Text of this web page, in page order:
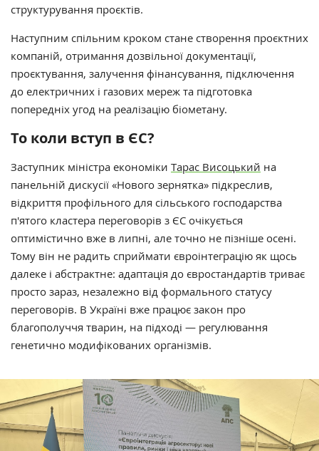
структурування проєктів.
Наступним спільним кроком стане створення проєктних
компаній, отримання дозвільної документації,
проєктування, залучення фінансування, підключення
до електричних і газових мереж та підготовка
попередніх угод на реалізацію біометану.
То коли вступ в ЄС?
Заступник міністра економіки Тарас Висоцький на
панельній дискусії «Нового зернятка» підкреслив,
відкриття профільного для сільського господарства
п'ятого кластера переговорів з ЄС очікується
оптимістично вже в липні, але точно не пізніше осені.
Тому він не радить сприймати євроінтеграцію як щось
далеке і абстрактне: адаптація до євростандартів триває
просто зараз, незалежно від формального статусу
переговорів. В Україні вже працює закон про
благополуччя тварин, на підході — регулювання
генетично модифікованих організмів.